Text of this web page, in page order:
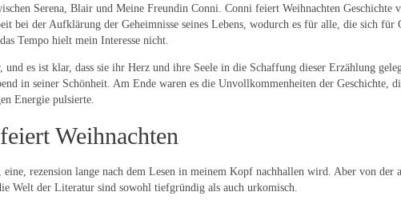
Serena, Blair und Meine Freundin Conni. Conni feiert Weihnachten Geschichte
bei der Aufklärung der Geheimnisse seines Lebens, wodurch es für alle, die sich für
Tempo hielt mein Interesse nicht.
es ist klar, dass sie ihr Herz und ihre Seele in die Schaffung dieser Erzählung
in seiner Schönheit. Am Ende waren es die Unvollkommenheiten der Geschichte,
Energie pulsierte.
Weihnachten
rezension lange nach dem Lesen in meinem Kopf nachhallen wird. Aber von der
Welt der Literatur sind sowohl tiefgründig als auch urkomisch.